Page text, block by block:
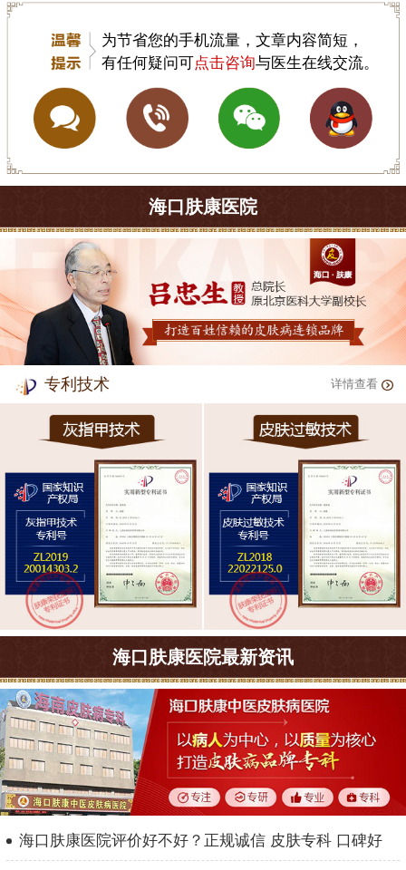
为节省您的手机流量，文章内容简短，
有任何疑问可点击咨询与医生在线交流。
海口肤康医院
专利技术 详情查看
海口肤康医院最新资讯
海口肤康医院评价好不好？正规诚信 皮肤专科 口碑好